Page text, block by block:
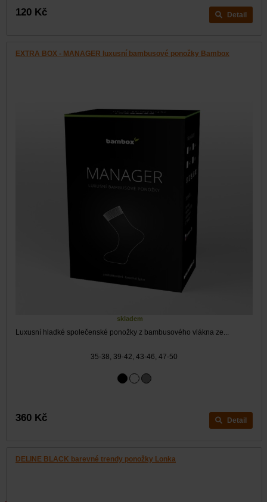
120 Kč Detail
EXTRA BOX - MANAGER luxusní bambusové ponožky Bambox
skladem
Luxusní hladké společenské ponožky z bambusového vlákna ze...
35-38, 39-42, 43-46, 47-50
360 Kč Detail
DELINE BLACK barevné trendy ponožky Lonka